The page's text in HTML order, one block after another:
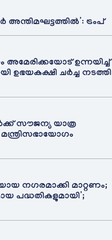
ട്രംപ്
അമേരിക്കയോട് ഉന്നയിച്ച്
ഉഭയകക്ഷി ചർച്ച നടത്തി
സൗജന്യ യാത്ര
നഗരമാക്കി മാറ്റണം;
പദ്ധതികളുമായി’;